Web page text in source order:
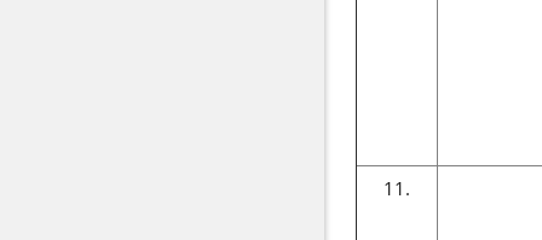
11.